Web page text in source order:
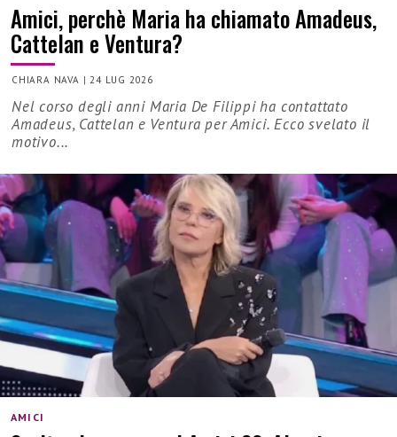
Amici, perchè Maria ha chiamato Amadeus,
Cattelan e Ventura?
CHIARA NAVA |24 LUG 2026
Nel corso degli anni Maria De Filippi ha contattato
Amadeus, Cattelan e Ventura per Amici. Ecco svelato il
motivo...
AMICI